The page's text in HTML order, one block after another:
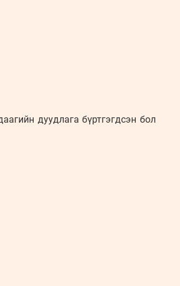
дуудлага бүртгэгдсэн бол